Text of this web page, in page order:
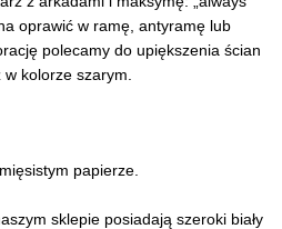
oprawić w ramę, antyramę lub
polecamy do upiększenia ścian
kolorze szarym.
papierze.
sklepie posiadają szeroki biały